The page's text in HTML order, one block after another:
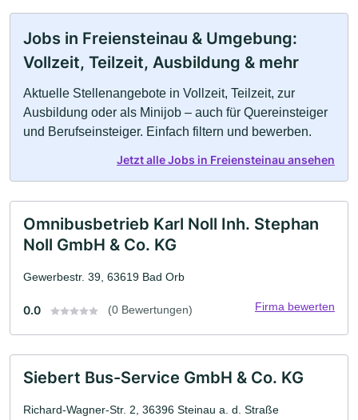
Jobs in Freiensteinau & Umgebung:
Vollzeit, Teilzeit, Ausbildung & mehr
Aktuelle Stellenangebote in Vollzeit, Teilzeit, zur
Ausbildung oder als Minijob – auch für Quereinsteiger
und Berufseinsteiger. Einfach filtern und bewerben.
Jetzt alle Jobs in Freiensteinau ansehen
Omnibusbetrieb Karl Noll Inh. Stephan
Noll GmbH & Co. KG
Gewerbestr. 39, 63619 Bad Orb
0.0 (0 Bewertungen) Firma bewerten
Siebert Bus-Service GmbH & Co. KG
Richard-Wagner-Str. 2, 36396 Steinau a. d. Straße